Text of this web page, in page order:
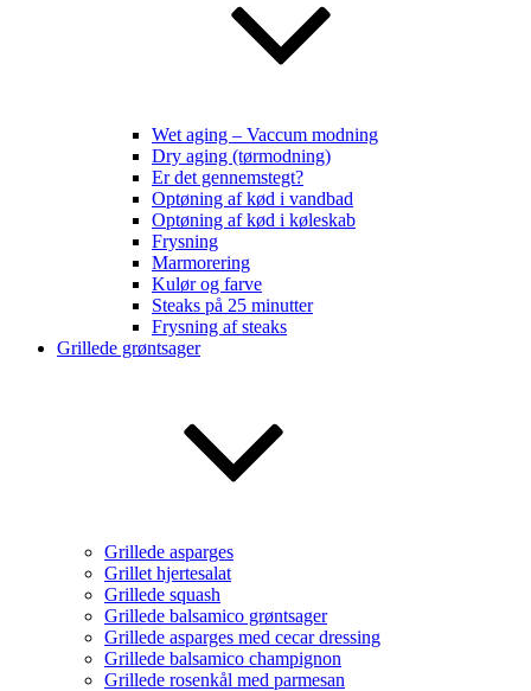
Wet aging – Vaccum modning
Dry aging (tørmodning)
Er det gennemstegt?
Optøning af kød i vandbad
Optøning af kød i køleskab
Frysning
Marmorering
Kulør og farve
Steaks på 25 minutter
Frysning af steaks
Grillede grøntsager
Grillede asparges
Grillet hjertesalat
Grillede squash
Grillede balsamico grøntsager
Grillede asparges med cecar dressing
Grillede balsamico champignon
Grillede rosenkål med parmesan